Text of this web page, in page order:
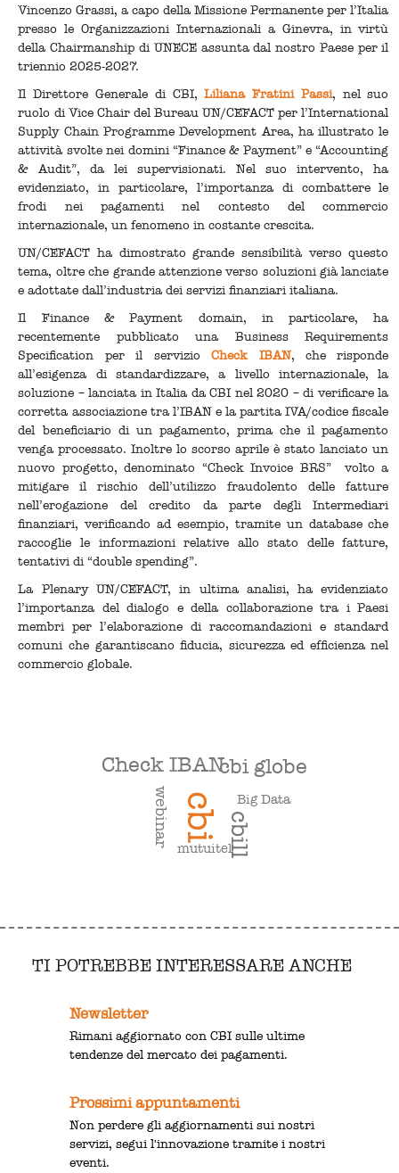
Vincenzo Grassi, a capo della Missione Permanente per l’Italia
presso le Organizzazioni Internazionali a Ginevra, in virtù
della Chairmanship di UNECE assunta dal nostro Paese per il
triennio 2025-2027.
Il Direttore Generale di CBI,Liliana Fratini Passi, nel suo
ruolo di Vice Chair del Bureau UN/CEFACT per l’International
Supply Chain Programme Development Area, ha illustrato le
attività svolte nei domini “Finance & Payment” e “Accounting
& Audit”, da lei supervisionati. Nel suo intervento, ha
evidenziato, in particolare, l’importanza di combattere le
frodi nei pagamenti nel contesto del commercio
internazionale, un fenomeno in costante crescita.
UN/CEFACT ha dimostrato grande sensibilità verso questo
tema, oltre che grande attenzione verso soluzioni già lanciate
e adottate dall’industria dei servizi finanziari italiana.
Il Finance & Payment domain, in particolare, ha
recentemente pubblicato una Business Requirements
Specification per il servizioCheck IBAN, che risponde
all’esigenza di standardizzare, a livello internazionale, la
soluzione – lanciata in Italia da CBI nel 2020 – di verificare la
corretta associazione tra l’IBAN e la partita IVA/codice fiscale
del beneficiario di un pagamento, prima che il pagamento
venga processato. Inoltre lo scorso aprile è stato lanciato un
nuovo progetto, denominato “Check Invoice BRS” volto a
mitigare il rischio dell’utilizzo fraudolento delle fatture
nell’erogazione del credito da parte degli Intermediari
finanziari, verificando ad esempio, tramite un database che
raccoglie le informazioni relative allo stato delle fatture,
tentativi di “double spending”.
La Plenary UN/CEFACT, in ultima analisi, ha evidenziato
l’importanza del dialogo e della collaborazione tra i Paesi
membri per l’elaborazione di raccomandazioni e standard
comuni che garantiscano fiducia, sicurezza ed efficienza nel
commercio globale.
cbi cbill
cbi globe
Check IBAN
webinar mutuitel
Big Data
TI POTREBBE INTERESSARE ANCHE
Newsletter
Rimani aggiornato con CBI sulle ultime
tendenze del mercato dei pagamenti.
Prossimi appuntamenti
Non perdere gli aggiornamenti sui nostri
servizi, segui l'innovazione tramite i nostri
eventi.